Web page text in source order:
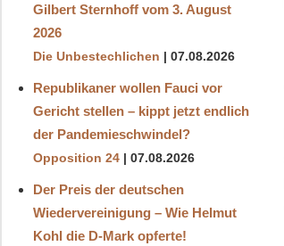
Gilbert Sternhoff vom 3. August
2026
Die Unbestechlichen 07.08.2026
Republikaner wollen Fauci vor
Gericht stellen – kippt jetzt endlich
der Pandemieschwindel?
Opposition 24 07.08.2026
Der Preis der deutschen
Wiedervereinigung – Wie Helmut
Kohl die D‑Mark opferte!